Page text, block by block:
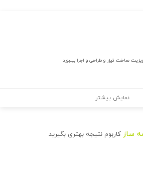
ساخت تیزر و طراحی و اجرا بیلبورد
نمایش بیشتر
ساز کاربوم نتیجه بهتری بگیرید